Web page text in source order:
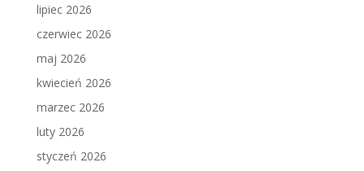
lipiec 2026
czerwiec 2026
maj 2026
kwiecień 2026
marzec 2026
luty 2026
styczeń 2026